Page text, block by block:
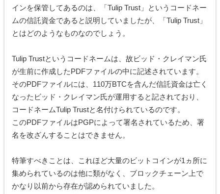
インを保管してあるのは、「Tulip Trust」というコードネー
ムの信託資金であると説明していましたが、「Tulip Trust」
とはどのようなものなのでしょう。
Tulip Trustというコードネームは、故ビッド・クレイマン氏
が生前に作成したPDFファイルの中に記述されています。
そのPDFファイルには、110万BTCを含んだ信託資金は亡く
なったビッド・クレイマン氏が運用すると記されており、
コードネームTulip Trustと名付けられているのです。
このPDFファイルはPGPによって署名されているため、署
名を改ざんすることはできません。
特筆すべきことは、これほど大量のビットコインが1ヵ所に
集められているのは他に類がなく、ブロックチェーン上で
かなり以前から存在が認められていました。